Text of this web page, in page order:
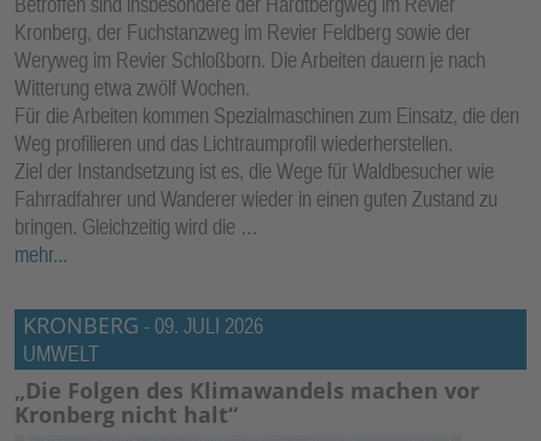
Kronberg, der Fuchstanzweg im Revier Feldberg sowie der
Weryweg im Revier Schloßborn. Die Arbeiten dauern je nach
Witterung etwa zwölf Wochen.
Für die Arbeiten kommen Spezialmaschinen zum Einsatz, die den
Weg profilieren und das Lichtraumprofil wiederherstellen.
Ziel der Instandsetzung ist es, die Wege für Waldbesucher wie
Fahrradfahrer und Wanderer wieder in einen guten Zustand zu
bringen. Gleichzeitig wird die …
mehr...
KRONBERG - 09. JULI 2026
UMWELT
„Die Folgen des Klimawandels machen vor
Kronberg nicht halt“